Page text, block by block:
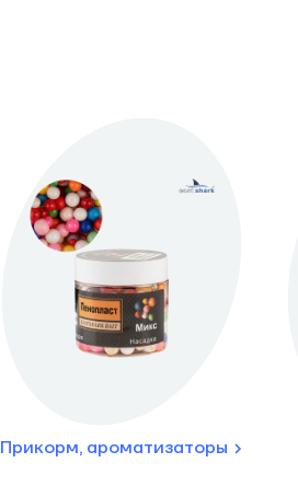
Прикорм, ароматизаторы